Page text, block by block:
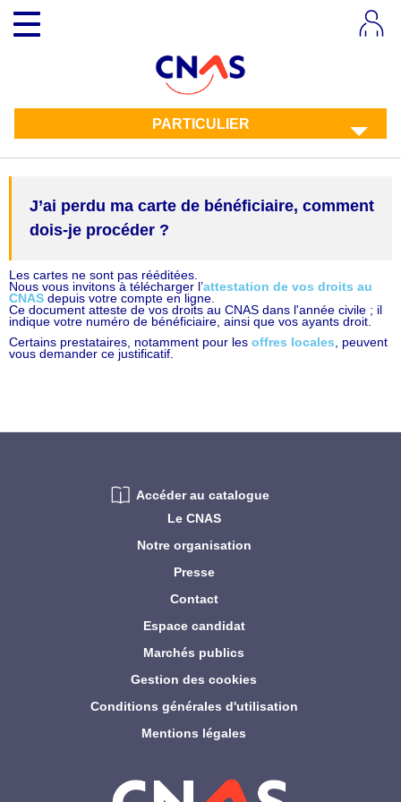
contenu
principal
Toggle
navigation
PARTICULIER
J’ai perdu ma carte de bénéficiaire, comment
dois-je procéder ?
Les cartes ne sont pas rééditées.
Nous vous invitons à télécharger l’attestation de vos droits au
CNAS depuis votre compte en ligne.
Ce document atteste de vos droits au CNAS dans l'année civile ; il
indique votre numéro de bénéficiaire, ainsi que vos ayants droit.
Certains prestataires, notamment pour les offres locales , peuvent
vous demander ce justificatif.
Le CNAS
Notre organisation
Presse
Contact
Espace candidat
Marchés publics
Gestion des cookies
Conditions générales d'utilisation
Mentions légales
Accéder au catalogue